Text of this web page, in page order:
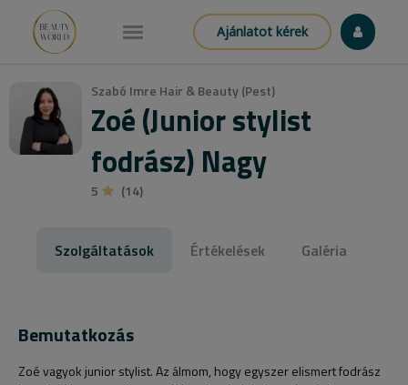
Ajánlatot kérek
Szabó Imre Hair & Beauty (Pest)
Zoé (Junior stylist
fodrász) Nagy
5 (14)
Szolgáltatások Értékelések Galéria
Bemutatkozás
Zoé vagyok junior stylist. Az álmom, hogy egyszer elismert fodrász